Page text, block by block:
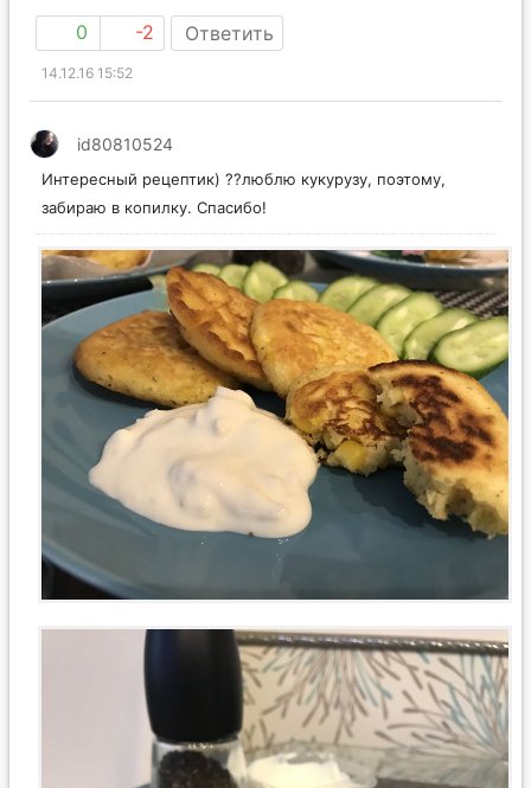
0 -2 Ответить
14.12.16 15:52
id80810524
Интересный рецептик) ??люблю кукурузу, поэтому,
забираю в копилку. Спасибо!